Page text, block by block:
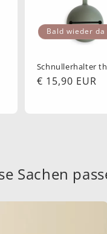
Bald wieder da
Schnullerhalter
Normaler
€ 15,90 EUR
Sachen